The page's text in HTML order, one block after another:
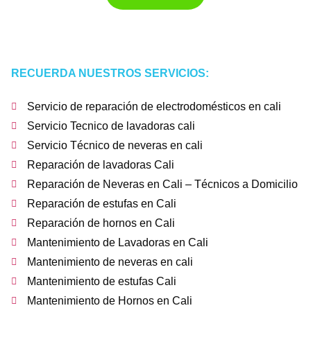
RECUERDA NUESTROS SERVICIOS:
Servicio de reparación de electrodomésticos en cali
Servicio Tecnico de lavadoras cali
Servicio Técnico de neveras en cali
Reparación de lavadoras Cali
Reparación de Neveras en Cali – Técnicos a Domicilio
Reparación de estufas en Cali
Reparación de hornos en Cali
Mantenimiento de Lavadoras en Cali
Mantenimiento de neveras en cali
Mantenimiento de estufas Cali
Mantenimiento de Hornos en Cali